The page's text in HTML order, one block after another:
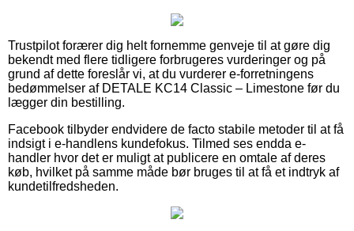
Trustpilot forærer dig helt fornemme genveje til at gøre dig
bekendt med flere tidligere forbrugeres vurderinger og på
grund af dette foreslår vi, at du vurderer e-forretningens
bedømmelser af DETALE KC14 Classic – Limestone før du
lægger din bestilling.
Facebook tilbyder endvidere de facto stabile metoder til at få
indsigt i e-handlens kundefokus. Tilmed ses endda e-
handler hvor det er muligt at publicere en omtale af deres
køb, hvilket på samme måde bør bruges til at få et indtryk af
kundetilfredsheden.